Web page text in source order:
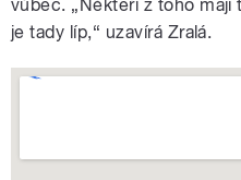
vůbec. „Někteří z toho mají
je tady líp,“ uzavírá Zralá.